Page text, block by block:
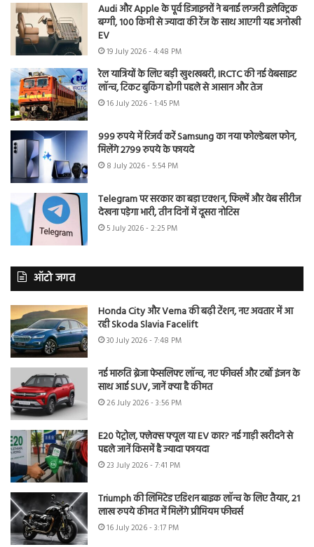
Audi और Apple के पूर्व डिजाइनरों ने बनाई लग्जरी इलेक्ट्रिक
बग्गी, 100 किमी से ज्यादा की रेंज के साथ आएगी यह अनोखी
EV
19 July 2026 - 4:48 PM
रेल यात्रियों के लिए बड़ी खुशखबरी, IRCTC की नई वेबसाइट
लॉन्च, टिकट बुकिंग होगी पहले से आसान और तेज
16 July 2026 - 1:45 PM
999 रुपये में रिजर्व करें Samsung का नया फोल्डेबल फोन,
मिलेंगे 2799 रुपये के फायदे
8 July 2026 - 5:54 PM
Telegram पर सरकार का बड़ा एक्शन, फिल्में और वेब सीरीज
देखना पड़ेगा भारी, तीन दिनों में दूसरा नोटिस
5 July 2026 - 2:25 PM
ऑटो जगत
Honda City और Verna की बढ़ी टेंशन, नए अवतार में आ
रही Skoda Slavia Facelift
30 July 2026 - 7:48 PM
नई मारुति ब्रेजा फेसलिफ्ट लॉन्च, नए फीचर्स और टर्बो इंजन के
साथ आई SUV, जानें क्या है कीमत
26 July 2026 - 3:56 PM
E20 पेट्रोल, फ्लेक्स फ्यूल या EV कार? नई गाड़ी खरीदने से
पहले जानें किसमें है ज्यादा फायदा
23 July 2026 - 7:41 PM
Triumph की लिमिटेड एडिशन बाइक लॉन्च के लिए तैयार, 21
लाख रुपये कीमत में मिलेंगे प्रीमियम फीचर्स
16 July 2026 - 3:17 PM